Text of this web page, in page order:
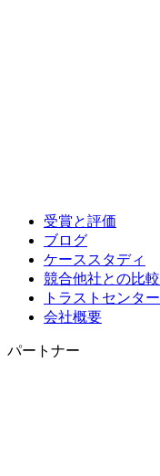
受賞と評価
ブログ
ケーススタディ
競合他社との比較
トラストセンター
会社概要
パートナー